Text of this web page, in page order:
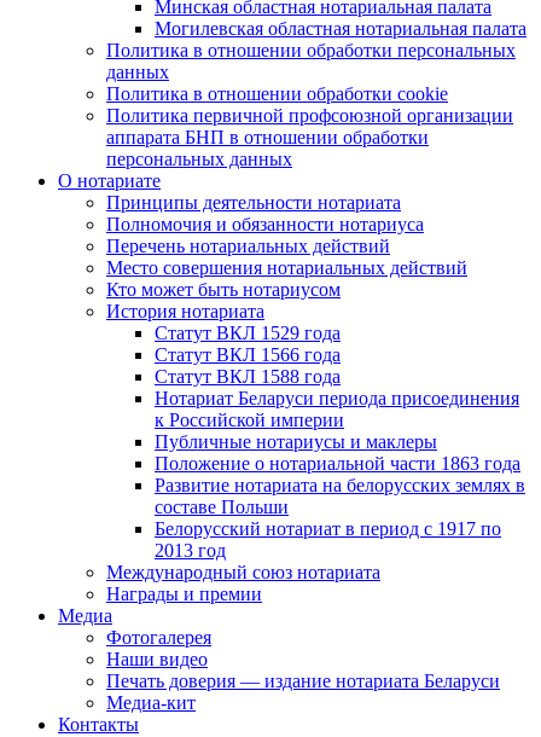
Минская областная нотариальная палата
Могилевская областная нотариальная палата
Политика в отношении обработки персональных
данных
Политика в отношении обработки cookie
Политика первичной профсоюзной организации
аппарата БНП в отношении обработки
персональных данных
О нотариате
Принципы деятельности нотариата
Полномочия и обязанности нотариуса
Перечень нотариальных действий
Место совершения нотариальных действий
Кто может быть нотариусом
История нотариата
Статут ВКЛ 1529 года
Статут ВКЛ 1566 года
Статут ВКЛ 1588 года
Нотариат Беларуси периода присоединения
к Российской империи
Публичные нотариусы и маклеры
Положение о нотариальной части 1863 года
Развитие нотариата на белорусских землях в
составе Польши
Белорусский нотариат в период с 1917 по
2013 год
Международный союз нотариата
Награды и премии
Медиа
Фотогалерея
Наши видео
Печать доверия — издание нотариата Беларуси
Медиа-кит
Контакты